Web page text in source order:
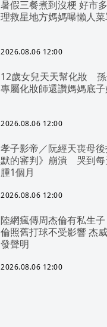
暑假三餐煮到沒梗 好市
理救星地方媽媽曝懶人
2026.08.06 12:00
12歲女兒天天幫化妝
專屬化妝師還讚媽媽底
2026.08.06 12:00
孝子影帝／阮經天喪母
默的審判》崩潰 哭到每
腫1個月
2026.08.06 12:00
陸網瘋傳周杰倫有私生
倫照舊打球不受影響 杰
發聲明
2026.08.06 12:00